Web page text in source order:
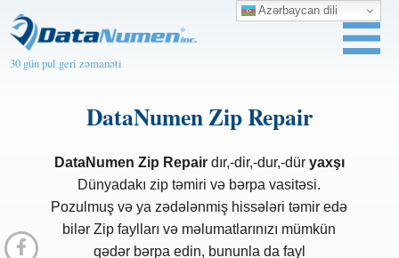
30 gün pul geri zəmanəti
DataNumen Zip Repair
DataNumen Zip Repairdır,-dir,-dur,-dür yaxşı
Dünyadakı zip təmiri və bərpa vasitəsi.
Pozulmuş və ya zədələnmiş hissələri təmir edə
bilər Zip faylları və məlumatlarınızı mümkün
qədər bərpa edin, bununla da fayl
Azərbaycan dili